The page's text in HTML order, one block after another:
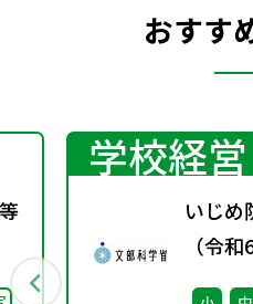
おすす
学校経営
いじめ
（令
配付資